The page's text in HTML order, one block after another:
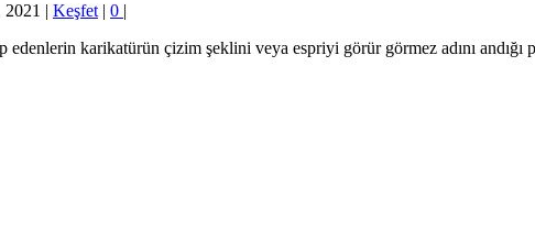
| Keşfet | 0 |
karikatürün çizim şeklini veya espriyi görür görmez adını